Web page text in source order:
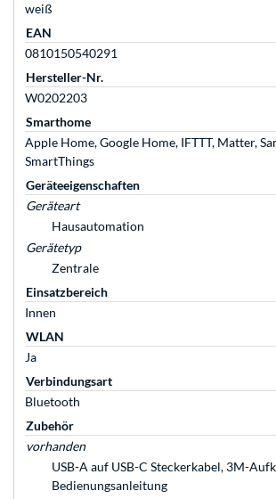
weiß
EAN
0810150540291
Hersteller-Nr.
W0202203
Smarthome
Apple Home, Google Home, IFTTT, Matter,
SmartThings
Geräteeigenschaften
Geräteart
Hausautomation
Gerätetyp
Zentrale
Einsatzbereich
Innen
WLAN
Ja
Verbindungsart
Bluetooth
Zubehör
vorhanden
USB-A auf USB-C Steckerkabel, 3M-
Bedienungsanleitung